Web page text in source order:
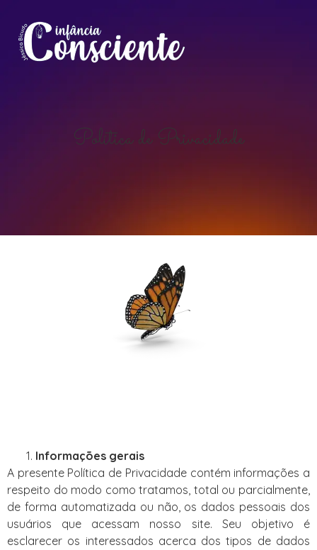
Política de Privacidade
Informações gerais
A presente Política de Privacidade contém informações a
respeito do modo como tratamos, total ou parcialmente,
de forma automatizada ou não, os dados pessoais dos
usuários que acessam nosso site. Seu objetivo é
esclarecer os interessados acerca dos tipos de dados